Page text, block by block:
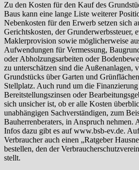
Zu den Kosten für den Kauf des
Baus kann eine lange Liste weiterer
Nebenkosten für den Erwerb setzen sich
Gerichtskosten, der Grunderwerbssteuer,
Maklerprovision sowie möglicherweise
Aufwendungen für Vermessung,
oder Abholzungsarbeiten oder
zu unterschätzen sind die Außenanlagen,
Grundstücks über Garten und
Stellplatz. Auch rund um die
Bereitstellungszinsen oder
sich unsicher ist, ob er alle Kosten
unabhängigen Sachverständigen, zum
Bauherrenberaters, in Anspruch nehmen.
Infos dazu gibt es auf www.bsb-ev.de.
Verbraucher auch einen „Ratgeber
bestellen, den der
stellt.